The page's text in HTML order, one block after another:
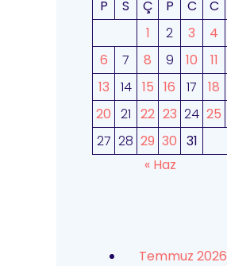
P
S Ç P C C
1
2 3 4
6
7 8 9 10 11
13
14 15 16 17 18
20 21 22 23 24 25
27 28 29 30 31
« Haz
Temmuz 2026